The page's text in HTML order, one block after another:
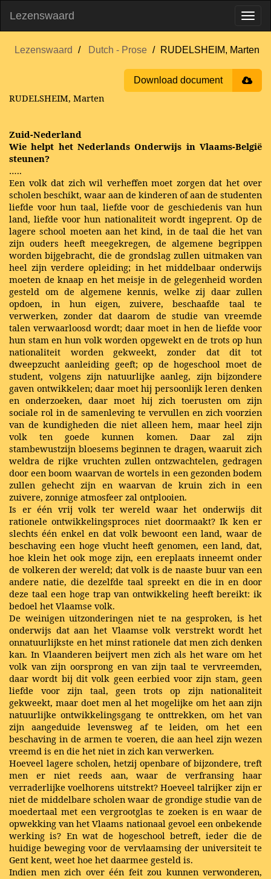
Lezenswaard
Lezenswaard Dutch - Prose RUDELSHEIM, Marten
Download document
RUDELSHEIM, Marten
Zuid-Nederland
Wie helpt het Nederlands Onderwijs in Vlaams-België
steunen?
…..
Een volk dat zich wil verheffen moet zorgen dat het over
scholen beschikt, waar aan de kinderen of aan de studenten
liefde voor hun taal, liefde voor de geschiedenis van hun
land, liefde voor hun nationaliteit wordt ingeprent. Op de
lagere school moeten aan het kind, in de taal die het van
zijn ouders heeft meegekregen, de algemene begrippen
worden bijgebracht, die de grondslag zullen uitmaken van
heel zijn verdere opleiding; in het middelbaar onderwijs
moeten de knaap en het meisje in de gelegenheid worden
gesteld om de algemene kennis, welke zij daar zullen
opdoen, in hun eigen, zuivere, beschaafde taal te
verwerken, zonder dat daarom de studie van vreemde
talen verwaarloosd wordt; daar moet in hen de liefde voor
hun stam en hun volk worden opgewekt en de trots op hun
nationaliteit worden gekweekt, zonder dat dit tot
dweepzucht aanleiding geeft; op de hogeschool moet de
student, volgens zijn natuurlijke aanleg, zijn bijzondere
gaven ontwikkelen; daar moet hij persoonlijk leren denken
en onderzoeken, daar moet hij zich toerusten om zijn
sociale rol in de samenleving te vervullen en zich voorzien
van de kundigheden die niet alleen hem, maar heel zijn
volk ten goede kunnen komen. Daar zal zijn
stambewustzijn bloesems beginnen te dragen, waaruit zich
weldra de rijke vruchten zullen ontzwachtelen, gedragen
door een boom waarvan de wortels in een gezonden bodem
zullen gehecht zijn en waarvan de kruin zich in een
zuivere, zonnige atmosfeer zal ontplooien.
Is er één vrij volk ter wereld waar het onderwijs dit
rationele ontwikkelingsproces niet doormaakt? Ik ken er
slechts één enkel en dat volk bewoont een land, waar de
beschaving een hoge vlucht heeft genomen, een land, dat,
hoe klein het ook moge zijn, een ereplaats inneemt onder
de volkeren der wereld; dat volk is de naaste buur van een
andere natie, die dezelfde taal spreekt en die in en door
deze taal een hoge trap van ontwikkeling heeft bereikt: ik
bedoel het Vlaamse volk.
De weinigen uitzonderingen niet te na gesproken, is het
onderwijs dat aan het Vlaamse volk verstrekt wordt het
onnatuurlijkste en het minst rationele dat men zich denken
kan. In Vlaanderen beijvert men zich als het ware om het
volk van zijn oorsprong en van zijn taal te vervreemden,
daar wordt bij dit volk geen eerbied voor zijn stam, geen
liefde voor zijn taal, geen trots op zijn nationaliteit
gekweekt, maar doet men al het mogelijke om het aan zijn
natuurlijke ontwikkelingsgang te onttrekken, om het van
zijn aangeduide levensweg af te leiden, om het een
beschaving in de armen te voeren, die aan heel zijn wezen
vreemd is en die het niet in zich kan verwerken.
Hoeveel lagere scholen, hetzij openbare of bijzondere, treft
men er niet reeds aan, waar de verfransing haar
verraderlijke voelhorens uitstrekt? Hoeveel talrijker zijn er
niet de middelbare scholen waar de grondige studie van de
moedertaal met een vergrootglas te zoeken is en waar de
opwekking van het Vlaams nationaal gevoel een onbekende
werking is? En wat de hogeschool betreft, ieder die de
huidige beweging voor de vervlaamsing der universiteit te
Gent kent, weet hoe het daarmee gesteld is.
Indien men zich over één feit zou kunnen verwonderen,